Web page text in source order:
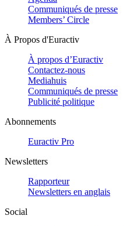
Communiqués de presse
Members’ Circle
À Propos d'Euractiv
À propos d’Euractiv
Contactez-nous
Mediahuis
Communiqués de presse
Publicité politique
Abonnements
Euractiv Pro
Newsletters
Rapporteur
Newsletters en anglais
Social